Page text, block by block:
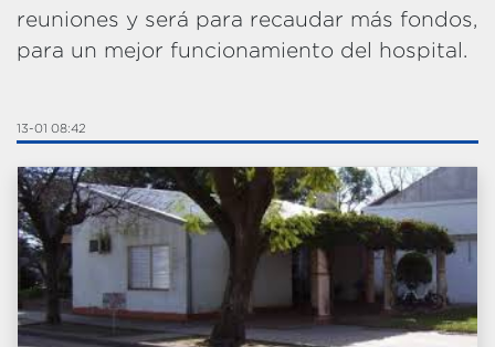
reuniones y será para recaudar más fondos,
para un mejor funcionamiento del hospital.
13-01 08:42